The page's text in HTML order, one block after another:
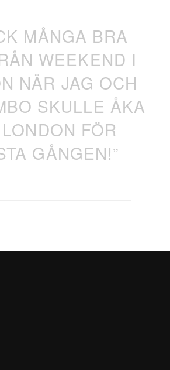
MÅNGA BRA
WEEKEND I
NÄR JAG OCH
SKULLE ÅKA
FÖR
GÅNGEN!”